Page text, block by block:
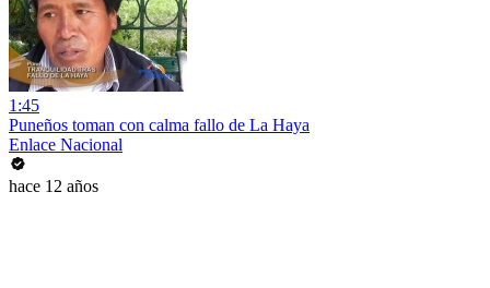
1:45
Puneños toman con calma fallo de La Haya
Enlace Nacional
hace 12 años